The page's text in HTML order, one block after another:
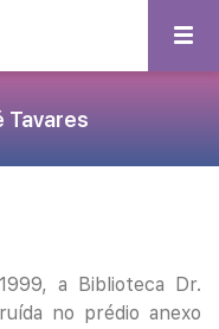
Tavares
a Biblioteca Dr.
no prédio anexo